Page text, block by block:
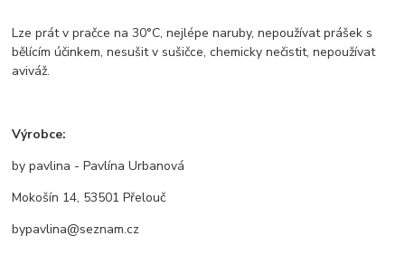
Lze prát v pračce na 30°C, nejlépe naruby, nepoužívat prášek s
bělícím účinkem, nesušit v sušičce, chemicky nečistit, nepoužívat
aviváž.
Výrobce:
by pavlina - Pavlína Urbanová
Mokošín 14, 53501 Přelouč
bypavlina@seznam.cz